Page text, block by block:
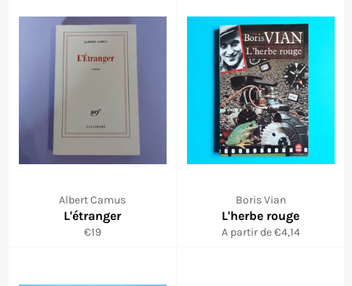
Albert Camus
L'étranger
Prix
€19
Boris Vian
L'herbe rouge
A partir de €4,14